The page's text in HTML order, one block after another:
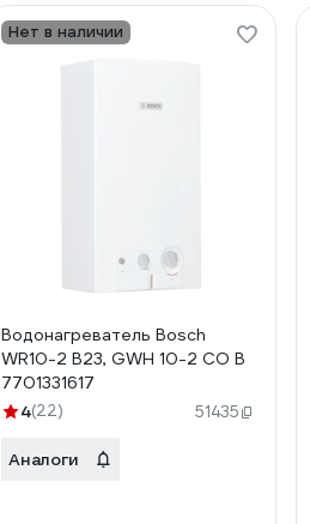
Нет в наличии
Водонагреватель Bosch
WR10-2 B23, GWH 10-2 CO B
7701331617
4(22) 51435
Аналоги